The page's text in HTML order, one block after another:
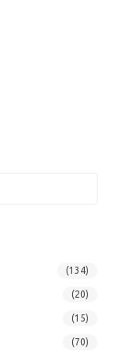
(134)
(20)
(15)
(70)